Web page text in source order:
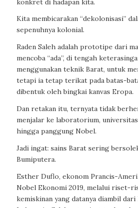
Kita membicarakan “dekolonisasi”
sepenuhnya kolonial.
Raden Saleh adalah prototipe dari
mencoba “ada”, di tengah
menggunakan teknik Barat, untuk
tetapi ia tetap terikat pada batas-
dibentuk oleh bingkai kanvas Eropa.
Dan retakan itu, ternyata tidak
menjalar ke laboratorium,
hingga panggung Nobel.
Jadi ingat: sains Barat sering
Bumiputera.
Esther Duflo, ekonom Prancis-
Nobel Ekonomi 2019, melalui riset-
kemiskinan yang datanya diambil dari